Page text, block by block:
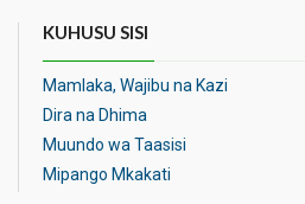
KUHUSU SISI
Mamlaka, Wajibu na Kazi
Dira na Dhima
Muundo wa Taasisi
Mipango Mkakati